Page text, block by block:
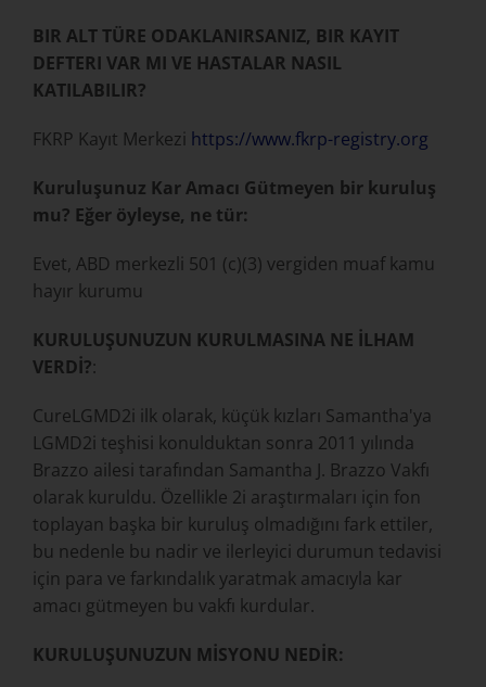
BIR ALT TÜRE ODAKLANIRSANIZ, BIR KAYIT
DEFTERI VAR MI VE HASTALAR NASIL
KATILABILIR?
FKRP Kayıt Merkezi https://www.fkrp-registry.org
Kuruluşunuz Kar Amacı Gütmeyen bir kuruluş
mu? Eğer öyleyse, ne tür:
Evet, ABD merkezli 501 (c)(3) vergiden muaf kamu
hayır kurumu
KURULUŞUNUZUN KURULMASINA NE İLHAM
VERDİ?:
CureLGMD2i ilk olarak, küçük kızları Samantha'ya
LGMD2i teşhisi konulduktan sonra 2011 yılında
Brazzo ailesi tarafından Samantha J. Brazzo Vakfı
olarak kuruldu. Özellikle 2i araştırmaları için fon
toplayan başka bir kuruluş olmadığını fark ettiler,
bu nedenle bu nadir ve ilerleyici durumun tedavisi
için para ve farkındalık yaratmak amacıyla kar
amacı gütmeyen bu vakfı kurdular.
KURULUŞUNUZUN MİSYONU NEDİR: